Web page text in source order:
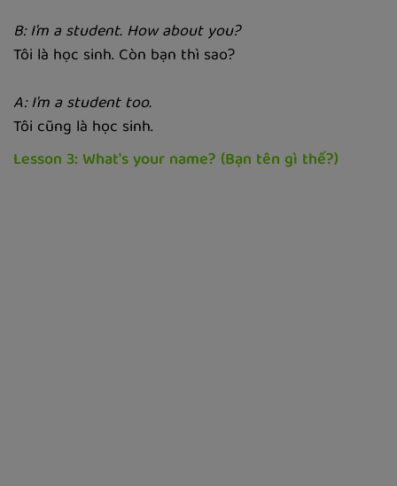
B: I'm a student. How about you?
Tôi là học sinh. Còn bạn thì sao?
A: I'm a student too.
Tôi cũng là học sinh.
Lesson 3: What's your name? (Bạn tên gì thế?)